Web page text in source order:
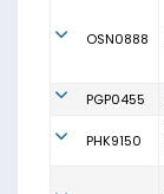
OSN0888
PGP0455
PHK9150